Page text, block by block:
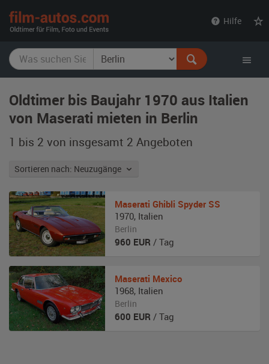
Hilfe
Oldtimer bis Baujahr 1970 aus Italien
von Maserati mieten in Berlin
1 bis 2 von insgesamt 2 Angeboten
Sortieren nach: Neuzugänge
Maserati Ghibli Spyder SS
1970, Italien
Berlin
960 EUR / Tag
Maserati Mexico
1968, Italien
Berlin
600 EUR / Tag